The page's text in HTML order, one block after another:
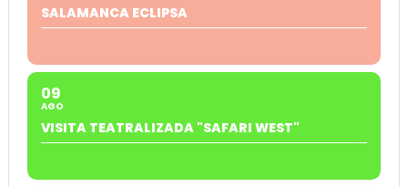
SALAMANCA ECLIPSA
09
AGO
VISITA TEATRALIZADA "SAFARI WEST"